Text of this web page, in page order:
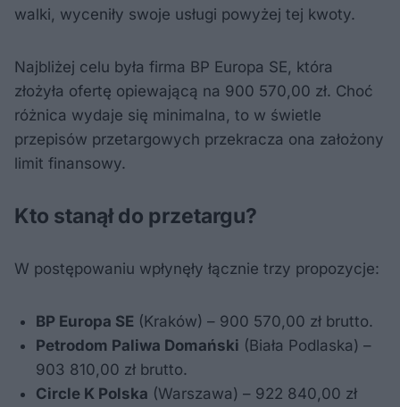
walki, wyceniły swoje usługi powyżej tej kwoty.
Najbliżej celu była firma BP Europa SE, która
złożyła ofertę opiewającą na 900 570,00 zł. Choć
różnica wydaje się minimalna, to w świetle
przepisów przetargowych przekracza ona założony
limit finansowy.
Kto stanął do przetargu?
W postępowaniu wpłynęły łącznie trzy propozycje:
BP Europa SE (Kraków) – 900 570,00 zł brutto.
Petrodom Paliwa Domański (Biała Podlaska) –
903 810,00 zł brutto.
Circle K Polska (Warszawa) – 922 840,00 zł